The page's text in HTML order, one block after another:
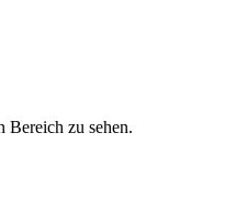
Bereich zu sehen.